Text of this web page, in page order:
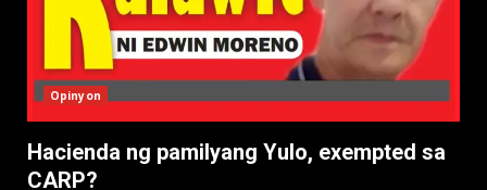
Opinyon
Hacienda ng pamilyang Yulo, exempted sa
CARP?